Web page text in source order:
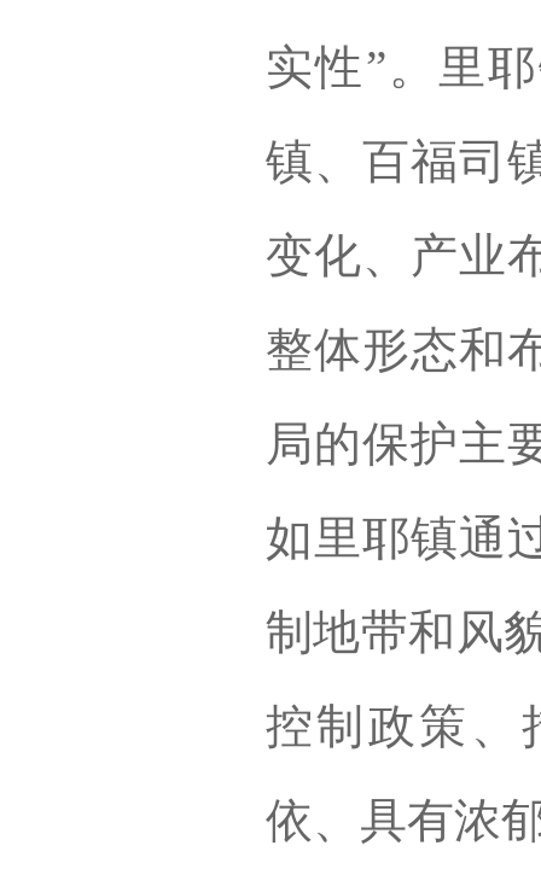
实性”。里
镇、百福司
变化、产业
整体形态和
局的保护主
如里耶镇通
制地带和风
控制政策、
依、具有浓